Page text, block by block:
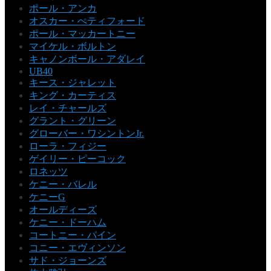
ポール・アンカ
オスカー・ぺティフォード
ポール・マッカートニー
マイケル・ボルトン
キャノンボール・アダレイ
UB40
キース・ジャレット
キング・カーティス
レイ・チャールズ
グラント・グリーン
グローバー・ワシントンJr.
ローラ・フィジー
ゲイリー・ピーコック
ロネッツ
ケニー・バレル
ケニーG
オールディーズ
ケニー・ドーハム
コートニー・パイン
コニー・エヴィンソン
サド・ジョーンズ